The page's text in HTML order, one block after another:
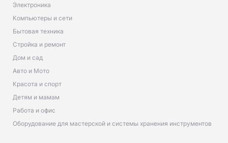
Электроника
Компьютеры и сети
Бытовая техника
Стройка и ремонт
Дом и сад
Авто и Мото
Красота и спорт
Детям и мамам
Работа и офис
Оборудование для мастерской и системы хранения инструментов